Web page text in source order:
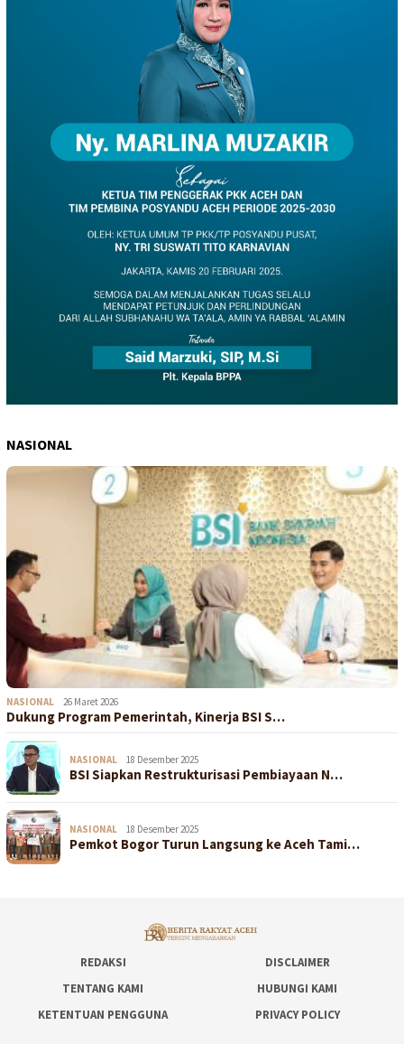
NASIONAL
NASIONAL 26 Maret 2026
Dukung Program Pemerintah, Kinerja BSI S…
NASIONAL 18 Desember 2025
BSI Siapkan Restrukturisasi Pembiayaan N…
NASIONAL 18 Desember 2025
Pemkot Bogor Turun Langsung ke Aceh Tami…
REDAKSI
DISCLAIMER
TENTANG KAMI
HUBUNGI KAMI
KETENTUAN PENGGUNA
PRIVACY POLICY